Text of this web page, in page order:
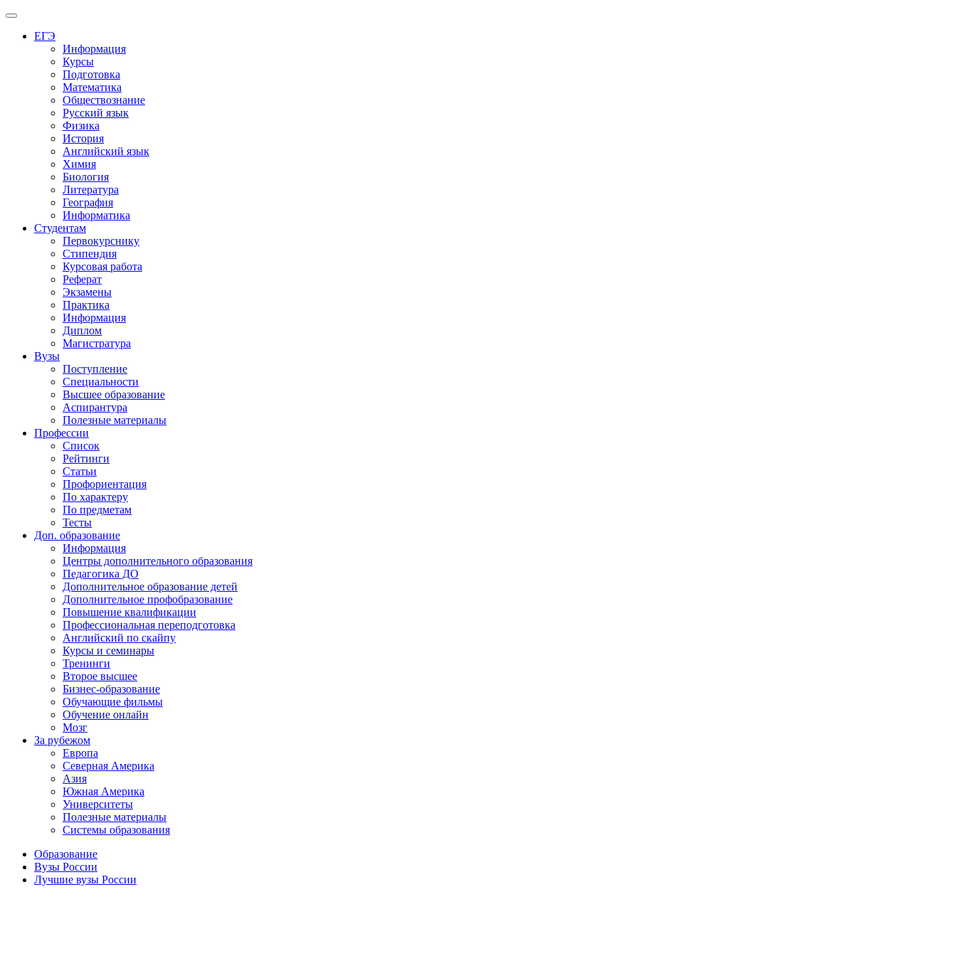
Меню
ЕГЭ
Информация
Курсы
Подготовка
Математика
Обществознание
Русский язык
Физика
История
Английский язык
Химия
Биология
Литература
География
Информатика
Студентам
Первокурснику
Стипендия
Курсовая работа
Реферат
Экзамены
Практика
Информация
Диплом
Магистратура
Вузы
Поступление
Специальности
Высшее образование
Аспирантура
Полезные материалы
Профессии
Список
Рейтинги
Статьи
Профориентация
По характеру
По предметам
Тесты
Доп. образование
Информация
Центры дополнительного образования
Педагогика ДО
Дополнительное образование детей
Дополнительное профобразование
Повышение квалификации
Профессиональная переподготовка
Английский по скайпу
Курсы и семинары
Тренинги
Второе высшее
Бизнес-образование
Обучающие фильмы
Обучение онлайн
Мозг
За рубежом
Европа
Северная Америка
Азия
Южная Америка
Университеты
Полезные материалы
Системы образования
Образование
Вузы России
Лучшие вузы России